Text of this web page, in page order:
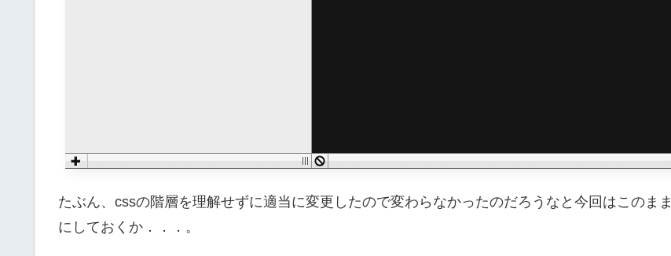
たぶん、cssの階層を理解せずに適当に変更したので変わらなかったのだろうなと今回はこのまま
にしておくか．．．。